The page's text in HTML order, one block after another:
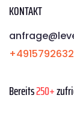
KONTAKT
Bereits250+